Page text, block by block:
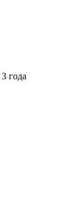
3 года